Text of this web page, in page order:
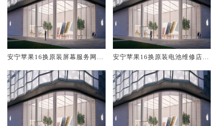
安宁苹果16换原装屏幕服务网点
安宁苹果16换原装电池维修店大